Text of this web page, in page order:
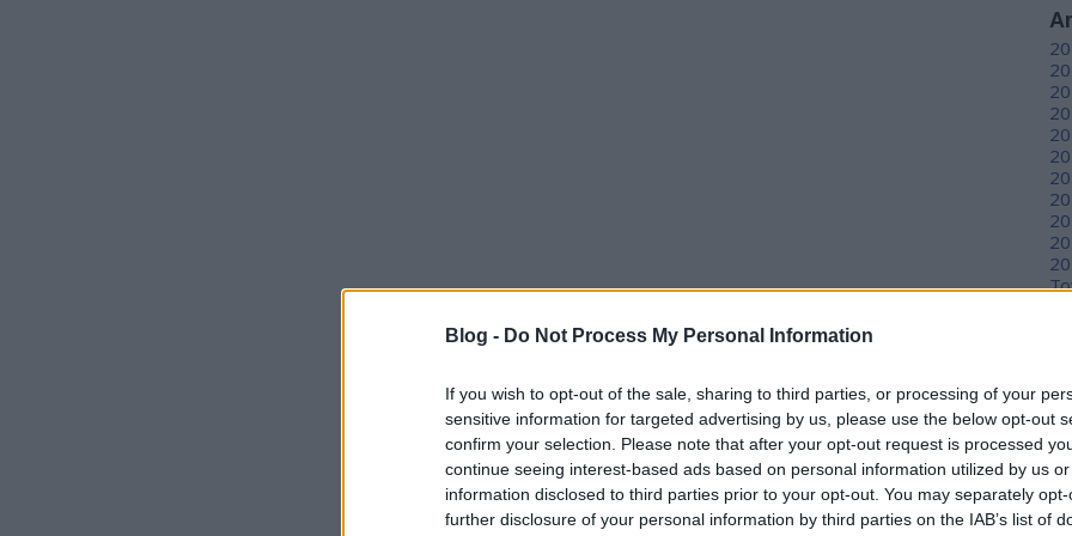
Blog - Do Not Process My Personal Information
If you wish to opt-out of the sale, sharing to third parties, or processing of your
sensitive information for targeted advertising by us, please use the below opt-out
confirm your selection. Please note that after your opt-out request is processed
continue seeing interest-based ads based on personal information utilized by us
information disclosed to third parties prior to your opt-out. You may separately
further disclosure of your personal information by third parties on the IAB’s list of
(